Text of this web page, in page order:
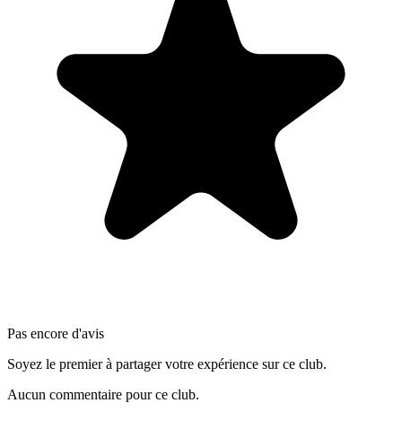
Pas encore d'avis
Soyez le premier à partager votre expérience sur ce club.
Aucun commentaire pour ce club.